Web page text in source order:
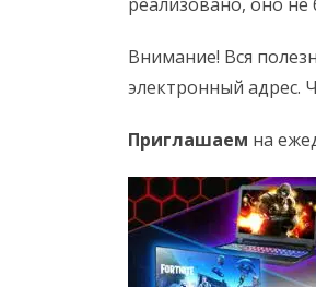
Внимание! Вся
электронный адрес.
Приглашаем на